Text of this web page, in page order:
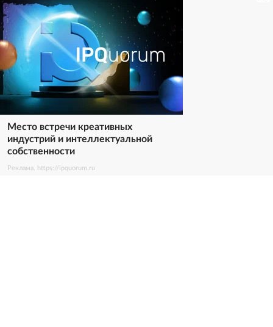
Место встречи креативных
индустрий и интеллектуальной
собственности
Реклама. https://ipquorum.ru